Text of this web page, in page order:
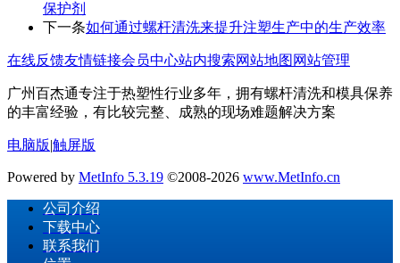
保护剂
下一条如何通过螺杆清洗来提升注塑生产中的生产效率
在线反馈友情链接会员中心站内搜索网站地图 网站管理
广州百杰通专注于热塑性行业多年，拥有螺杆清洗和模具保养
的丰富经验，有比较完整、成熟的现场难题解决方案
电脑版|触屏版
Powered by MetInfo 5.3.19 ©2008-2026 www.MetInfo.cn
公司介绍
下载中心
联系我们